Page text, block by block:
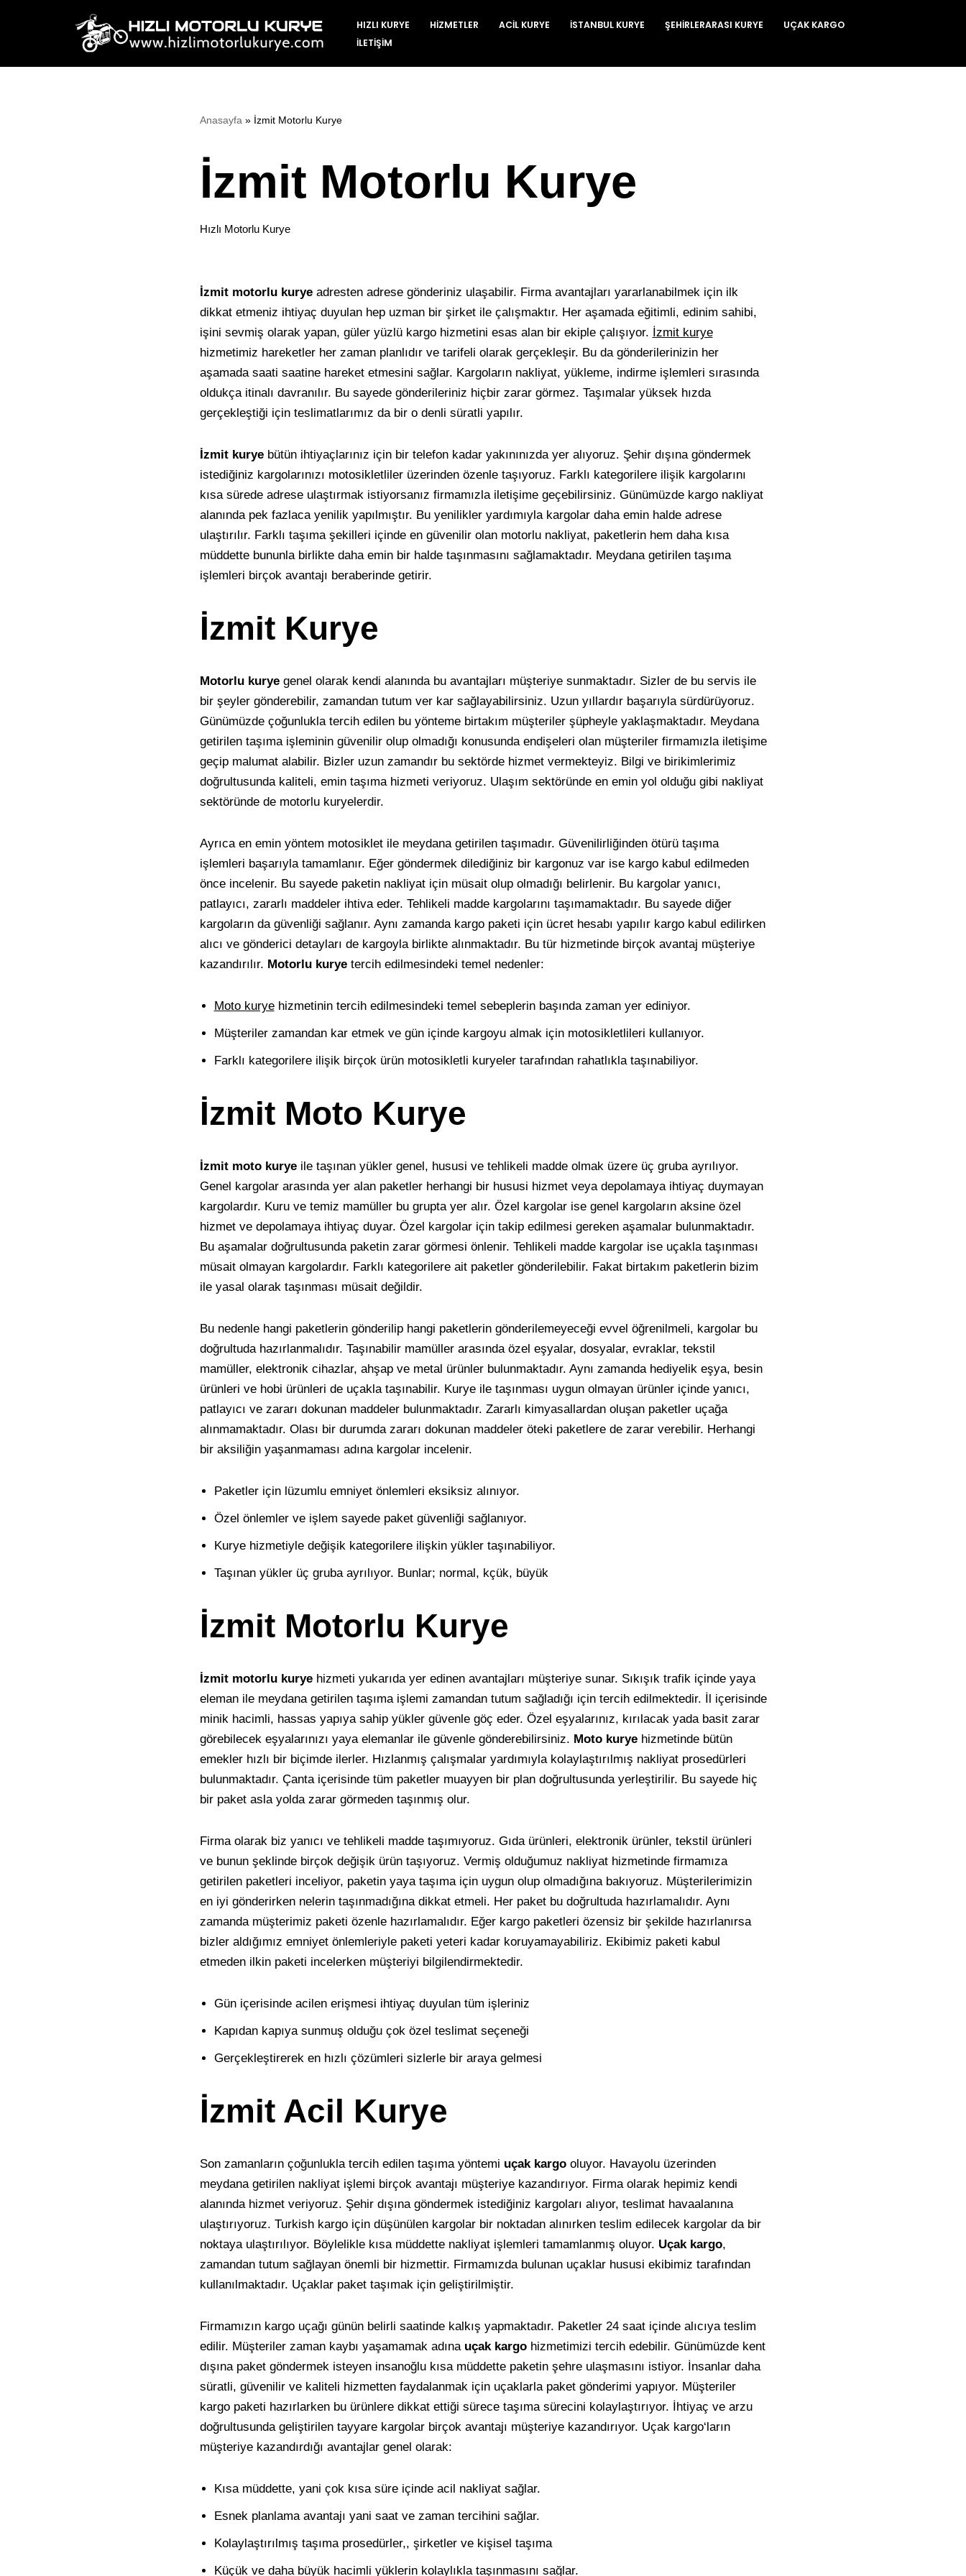
HIZLI KURYE HIZMETLER ACIL KURYE İSTANBUL KURYE ŞEHIRLERARASI KURYE
UÇAK KARGO
İLETIŞIM
Anasayfa» İzmit Motorlu Kurye
İzmit Motorlu Kurye
Hızlı Motorlu Kurye
İzmit motorlu kuryeadresten adrese gönderiniz ulaşabilir. Firma avantajları yararlanabilmek için ilk
dikkat etmeniz ihtiyaç duyulan hep uzman bir şirket ile çalışmaktır. Her aşamada eğitimli, edinim sahibi,
işini sevmiş olarak yapan, güler yüzlü kargo hizmetini esas alan bir ekiple çalışıyor. İzmit kurye
hizmetimiz hareketler her zaman planlıdır ve tarifeli olarak gerçekleşir. Bu da gönderilerinizin her
aşamada saati saatine hareket etmesini sağlar. Kargoların nakliyat, yükleme, indirme işlemleri sırasında
oldukça itinalı davranılır. Bu sayede gönderileriniz hiçbir zarar görmez. Taşımalar yüksek hızda
gerçekleştiği için teslimatlarımız da bir o denli süratli yapılır.
İzmit kuryebütün ihtiyaçlarınız için bir telefon kadar yakınınızda yer alıyoruz. Şehir dışına göndermek
istediğiniz kargolarınızı motosikletliler üzerinden özenle taşıyoruz. Farklı kategorilere ilişik kargolarını
kısa sürede adrese ulaştırmak istiyorsanız firmamızla iletişime geçebilirsiniz. Günümüzde kargo nakliyat
alanında pek fazlaca yenilik yapılmıştır. Bu yenilikler yardımıyla kargolar daha emin halde adrese
ulaştırılır. Farklı taşıma şekilleri içinde en güvenilir olan motorlu nakliyat, paketlerin hem daha kısa
müddette bununla birlikte daha emin bir halde taşınmasını sağlamaktadır. Meydana getirilen taşıma
işlemleri birçok avantajı beraberinde getirir.
İzmit Kurye
Motorlu kuryegenel olarak kendi alanında bu avantajları müşteriye sunmaktadır. Sizler de bu servis ile
bir şeyler gönderebilir, zamandan tutum ver kar sağlayabilirsiniz. Uzun yıllardır başarıyla sürdürüyoruz.
Günümüzde çoğunlukla tercih edilen bu yönteme birtakım müşteriler şüpheyle yaklaşmaktadır. Meydana
getirilen taşıma işleminin güvenilir olup olmadığı konusunda endişeleri olan müşteriler firmamızla iletişime
geçip malumat alabilir. Bizler uzun zamandır bu sektörde hizmet vermekteyiz. Bilgi ve birikimlerimiz
doğrultusunda kaliteli, emin taşıma hizmeti veriyoruz. Ulaşım sektöründe en emin yol olduğu gibi nakliyat
sektöründe de motorlu kuryelerdir.
Ayrıca en emin yöntem motosiklet ile meydana getirilen taşımadır. Güvenilirliğinden ötürü taşıma
işlemleri başarıyla tamamlanır. Eğer göndermek dilediğiniz bir kargonuz var ise kargo kabul edilmeden
önce incelenir. Bu sayede paketin nakliyat için müsait olup olmadığı belirlenir. Bu kargolar yanıcı,
patlayıcı, zararlı maddeler ihtiva eder. Tehlikeli madde kargolarını taşımamaktadır. Bu sayede diğer
kargoların da güvenliği sağlanır. Aynı zamanda kargo paketi için ücret hesabı yapılır kargo kabul edilirken
alıcı ve gönderici detayları de kargoyla birlikte alınmaktadır. Bu tür hizmetinde birçok avantaj müşteriye
kazandırılır. Motorlu kuryetercih edilmesindeki temel nedenler:
Moto kuryehizmetinin tercih edilmesindeki temel sebeplerin başında zaman yer ediniyor.
Müşteriler zamandan kar etmek ve gün içinde kargoyu almak için motosikletlileri kullanıyor.
Farklı kategorilere ilişik birçok ürün motosikletli kuryeler tarafından rahatlıkla taşınabiliyor.
İzmit Moto Kurye
İzmit moto kuryeile taşınan yükler genel, hususi ve tehlikeli madde olmak üzere üç gruba ayrılıyor.
Genel kargolar arasında yer alan paketler herhangi bir hususi hizmet veya depolamaya ihtiyaç duymayan
kargolardır. Kuru ve temiz mamüller bu grupta yer alır. Özel kargolar ise genel kargoların aksine özel
hizmet ve depolamaya ihtiyaç duyar. Özel kargolar için takip edilmesi gereken aşamalar bulunmaktadır.
Bu aşamalar doğrultusunda paketin zarar görmesi önlenir. Tehlikeli madde kargolar ise uçakla taşınması
müsait olmayan kargolardır. Farklı kategorilere ait paketler gönderilebilir. Fakat birtakım paketlerin bizim
ile yasal olarak taşınması müsait değildir.
Bu nedenle hangi paketlerin gönderilip hangi paketlerin gönderilemeyeceği evvel öğrenilmeli, kargolar bu
doğrultuda hazırlanmalıdır. Taşınabilir mamüller arasında özel eşyalar, dosyalar, evraklar, tekstil
mamüller, elektronik cihazlar, ahşap ve metal ürünler bulunmaktadır. Aynı zamanda hediyelik eşya, besin
ürünleri ve hobi ürünleri de uçakla taşınabilir. Kurye ile taşınması uygun olmayan ürünler içinde yanıcı,
patlayıcı ve zararı dokunan maddeler bulunmaktadır. Zararlı kimyasallardan oluşan paketler uçağa
alınmamaktadır. Olası bir durumda zararı dokunan maddeler öteki paketlere de zarar verebilir. Herhangi
bir aksiliğin yaşanmaması adına kargolar incelenir.
Paketler için lüzumlu emniyet önlemleri eksiksiz alınıyor.
Özel önlemler ve işlem sayede paket güvenliği sağlanıyor.
Kurye hizmetiyle değişik kategorilere ilişkin yükler taşınabiliyor.
Taşınan yükler üç gruba ayrılıyor. Bunlar; normal, kçük, büyük
İzmit Motorlu Kurye
İzmit motorlu kuryehizmeti yukarıda yer edinen avantajları müşteriye sunar. Sıkışık trafik içinde yaya
eleman ile meydana getirilen taşıma işlemi zamandan tutum sağladığı için tercih edilmektedir. İl içerisinde
minik hacimli, hassas yapıya sahip yükler güvenle göç eder. Özel eşyalarınız, kırılacak yada basit zarar
görebilecek eşyalarınızı yaya elemanlar ile güvenle gönderebilirsiniz. Moto kuryehizmetinde bütün
emekler hızlı bir biçimde ilerler. Hızlanmış çalışmalar yardımıyla kolaylaştırılmış nakliyat prosedürleri
bulunmaktadır. Çanta içerisinde tüm paketler muayyen bir plan doğrultusunda yerleştirilir. Bu sayede hiç
bir paket asla yolda zarar görmeden taşınmış olur.
Firma olarak biz yanıcı ve tehlikeli madde taşımıyoruz. Gıda ürünleri, elektronik ürünler, tekstil ürünleri
ve bunun şeklinde birçok değişik ürün taşıyoruz. Vermiş olduğumuz nakliyat hizmetinde firmamıza
getirilen paketleri inceliyor, paketin yaya taşıma için uygun olup olmadığına bakıyoruz. Müşterilerimizin
en iyi gönderirken nelerin taşınmadığına dikkat etmeli. Her paket bu doğrultuda hazırlamalıdır. Aynı
zamanda müşterimiz paketi özenle hazırlamalıdır. Eğer kargo paketleri özensiz bir şekilde hazırlanırsa
bizler aldığımız emniyet önlemleriyle paketi yeteri kadar koruyamayabiliriz. Ekibimiz paketi kabul
etmeden ilkin paketi incelerken müşteriyi bilgilendirmektedir.
Gün içerisinde acilen erişmesi ihtiyaç duyulan tüm işleriniz
Kapıdan kapıya sunmuş olduğu çok özel teslimat seçeneği
Gerçekleştirerek en hızlı çözümleri sizlerle bir araya gelmesi
İzmit Acil Kurye
Son zamanların çoğunlukla tercih edilen taşıma yöntemi uçak kargooluyor. Havayolu üzerinden
meydana getirilen nakliyat işlemi birçok avantajı müşteriye kazandırıyor. Firma olarak hepimiz kendi
alanında hizmet veriyoruz. Şehir dışına göndermek istediğiniz kargoları alıyor, teslimat havaalanına
ulaştırıyoruz. Turkish kargo için düşünülen kargolar bir noktadan alınırken teslim edilecek kargolar da bir
noktaya ulaştırılıyor. Böylelikle kısa müddette nakliyat işlemleri tamamlanmış oluyor. Uçak kargo,
zamandan tutum sağlayan önemli bir hizmettir. Firmamızda bulunan uçaklar hususi ekibimiz tarafından
kullanılmaktadır. Uçaklar paket taşımak için geliştirilmiştir.
Firmamızın kargo uçağı günün belirli saatinde kalkış yapmaktadır. Paketler 24 saat içinde alıcıya teslim
edilir. Müşteriler zaman kaybı yaşamamak adına uçak kargohizmetimizi tercih edebilir. Günümüzde kent
dışına paket göndermek isteyen insanoğlu kısa müddette paketin şehre ulaşmasını istiyor. İnsanlar daha
süratli, güvenilir ve kaliteli hizmetten faydalanmak için uçaklarla paket gönderimi yapıyor. Müşteriler
kargo paketi hazırlarken bu ürünlere dikkat ettiği sürece taşıma sürecini kolaylaştırıyor. İhtiyaç ve arzu
doğrultusunda geliştirilen tayyare kargolar birçok avantajı müşteriye kazandırıyor. Uçak kargo‘ların
müşteriye kazandırdığı avantajlar genel olarak:
Kısa müddette, yani çok kısa süre içinde acil nakliyat sağlar.
Esnek planlama avantajı yani saat ve zaman tercihini sağlar.
Kolaylaştırılmış taşıma prosedürler,, şirketler ve kişisel taşıma
Küçük ve daha büyük hacimli yüklerin kolaylıkla taşınmasını sağlar.